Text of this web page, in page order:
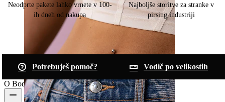
Neodprte pakete lahko vrnete v 100-
ih dneh od nakupa
Najboljše storitve za stranke v
pirsing industriji
Potrebuješ pomoč?
Vodič po velikostih
O Bodymodu